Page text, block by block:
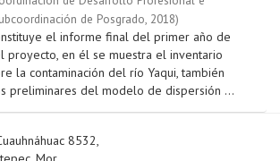
de Posgrado, 2018)
el informe final del primer año de
proyecto, en él se muestra el inventario
la contaminación del río Yaqui, también
preliminares del modelo de dispersión ...
8532,